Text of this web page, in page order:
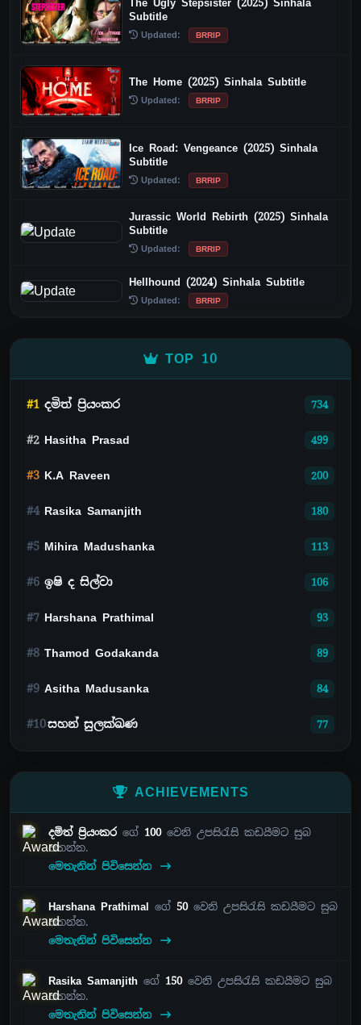
The Ugly Stepsister (2025) Sinhala
Subtitle
Updated: BRRIP
The Home (2025) Sinhala Subtitle
Updated: BRRIP
Ice Road: Vengeance (2025) Sinhala
Subtitle
Updated: BRRIP
Jurassic World Rebirth (2025) Sinhala
Subtitle
Updated: BRRIP
Hellhound (2024) Sinhala Subtitle
Updated: BRRIP
TOP 10
#1 දමිත් ප්‍රියංකර 734
#2 Hasitha Prasad 499
#3 K.A Raveen 200
#4 Rasika Samanjith 180
#5 Mihira Madushanka 113
#6 ඉෂි ද සිල්වා 106
#7 Harshana Prathimal 93
#8 Thamod Godakanda 89
#9 Asitha Madusanka 84
#10සහන් සුලක්ඛණ 77
ACHIEVEMENTS
දමිත් ප්‍රියංකර ගේ 100වෙනි උපසිරැසි කඩයීමට සුබ
පතන්න.
මෙතැනින් පිවිසෙන්න
Harshana Prathimal ගේ 50වෙනි උපසිරැසි කඩයීමට සුබ
පතන්න.
මෙතැනින් පිවිසෙන්න
Rasika Samanjith ගේ 150වෙනි උපසිරැසි කඩයීමට සුබ
පතන්න.
මෙතැනින් පිවිසෙන්න